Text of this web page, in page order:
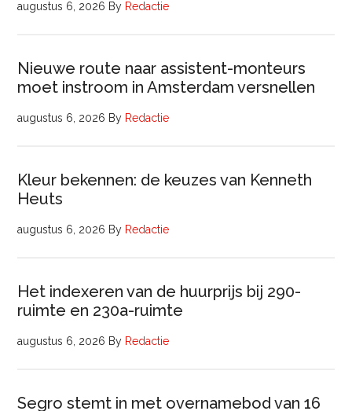
augustus 6, 2026 By Redactie
Nieuwe route naar assistent-monteurs
moet instroom in Amsterdam versnellen
augustus 6, 2026 By Redactie
Kleur bekennen: de keuzes van Kenneth
Heuts
augustus 6, 2026 By Redactie
Het indexeren van de huurprijs bij 290-
ruimte en 230a-ruimte
augustus 6, 2026 By Redactie
Segro stemt in met overnamebod van 16